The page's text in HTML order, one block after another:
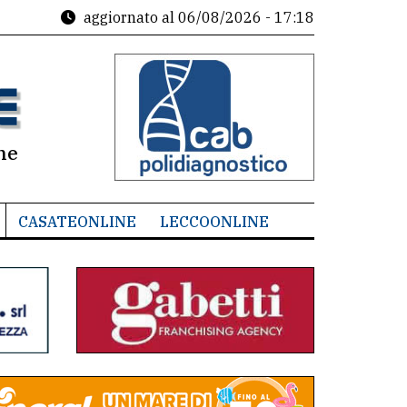
aggiornato al 06/08/2026 - 17:18
CASATEONLINE LECCOONLINE